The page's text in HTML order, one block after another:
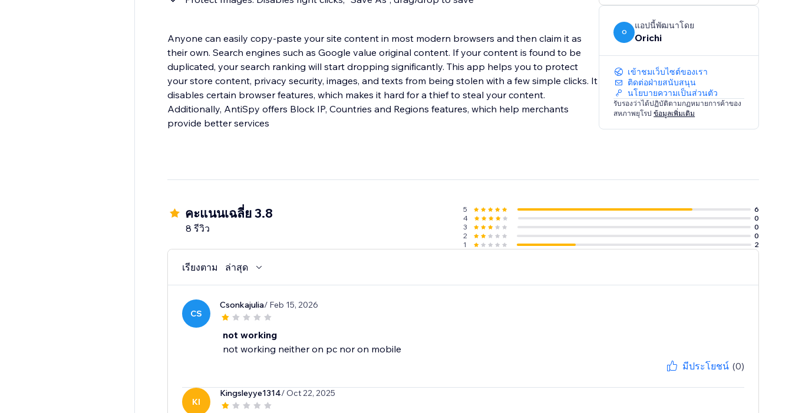
Anyone can easily copy-paste your site content in most modern browsers and then claim it as
their own. Search engines such as Google value original content. If your content is found to be
duplicated, your search ranking will start dropping significantly. This app helps you to protect
your store content, privacy security, images, and texts from being stolen with a few simple clicks. It
disables certain browser features, which makes it hard for a thief to steal your content.
Additionally, AntiSpy offers Block IP, Countries and Regions features, which help merchants
provide better services
O
แอปนี้พัฒนาโดย
Orichi
เข้าชมเว็บไซต์ของเรา
ติดต่อฝ่ายสนับสนุน
นโยบายความเป็นส่วนตัว
รับรองว่าได้ปฏิบัติตามกฏหมายการค้าของ
สหภาพยุโรปข้อมูลเพิ่มเติม
คะแนนเฉลี่ย 3.8
8 รีวิว
5
6
4
0
3
0
2
0
1
2
เรียงตาม ล่าสุด
CS
Csonkajulia/ Feb 15, 2026
not working
not working neither on pc nor on mobile
มีประโยชน์ (0)
KI
Kingsleyye1314/ Oct 22, 2025